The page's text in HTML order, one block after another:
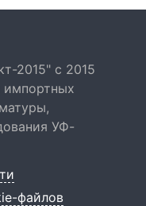
2015" с 2015
импортных
УФ-
файлов